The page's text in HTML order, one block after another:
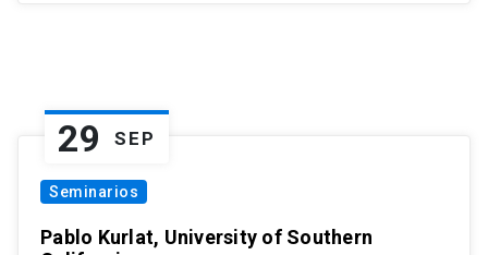
29 SEP
Seminarios
Pablo Kurlat, University of Southern